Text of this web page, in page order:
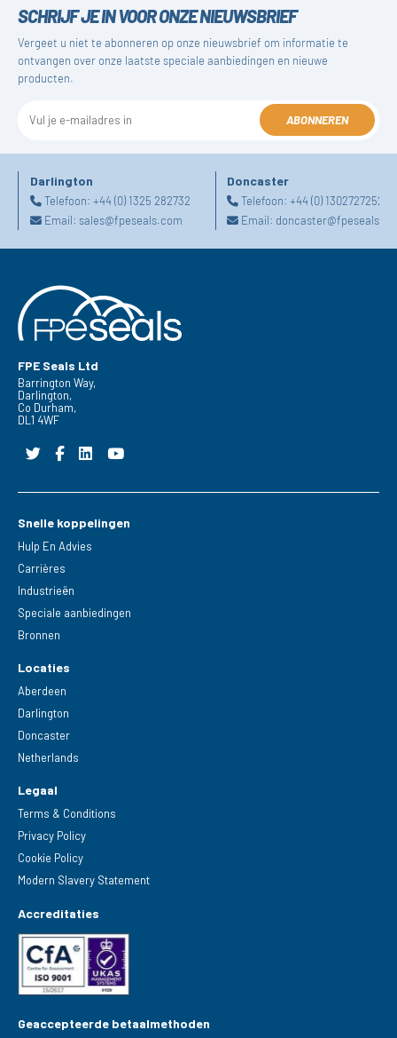
SCHRIJF JE IN VOOR ONZE NIEUWSBRIEF
Vergeet u niet te abonneren op onze nieuwsbrief om informatie te
ontvangen over onze laatste speciale aanbiedingen en nieuwe
producten.
ABONNEREN
Darlington
Telefoon: +44 (0) 1325 282732
Email: sales@fpeseals.com
Doncaster
Telefoon:+44 (0) 1302727252
Email:
FPE Seals Ltd
Barrington Way,
Darlington,
Co Durham,
DL1 4WF
Snelle koppelingen
Hulp En Advies
Carrières
Industrieën
Speciale aanbiedingen
Bronnen
Locaties
Aberdeen
Darlington
Doncaster
Netherlands
Legaal
Terms & Conditions
Privacy Policy
Cookie Policy
Modern Slavery Statement
Accreditaties
Geaccepteerde betaalmethoden